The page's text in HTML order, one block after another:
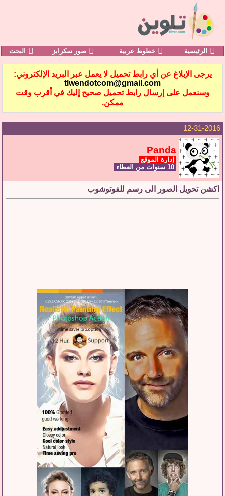
الرئيسية خطوط عربية صور سكرابز البحث
يرجى الإبلاغ عن أي رابط تحميل لا يعمل عبر البريد الإلكتروني:
tlwendotcom@gmail.com
وسنعمل على إرسال رابط تحميل صحيح إليك في أقرب وقت
ممكن.
12-31-2016
Panda
إدارة الموقع
اكشن تحويل الصور الى رسم للفوتوشوب